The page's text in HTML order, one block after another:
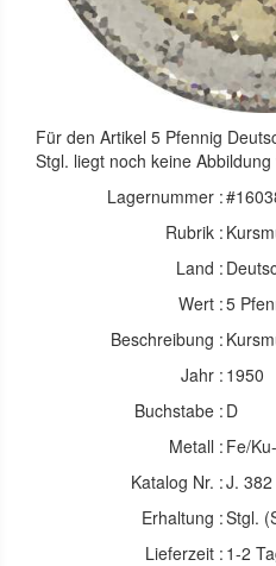
Für den Artikel 5 Pfennig
Stgl. liegt noch keine Abbildung
Lagernummer :
Rubrik :
Land :
Wert :5
Beschreibung :
Jahr : 1950
Buchstabe : D
Metall : Fe/
Katalog Nr. :J. 382
Erhaltung :Stgl.
Lieferzeit : 1-2